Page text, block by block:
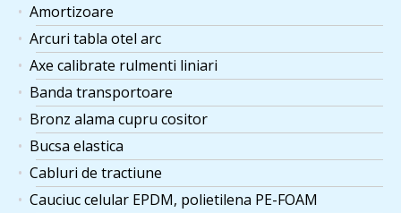
Amortizoare
Arcuri tabla otel arc
Axe calibrate rulmenti liniari
Banda transportoare
Bronz alama cupru cositor
Bucsa elastica
Cabluri de tractiune
Cauciuc celular EPDM, polietilena PE-FOAM